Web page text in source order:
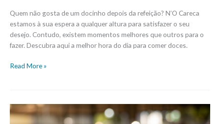
Quem não gosta de um docinho depois da refeição? N’O Careca
estamos à sua espera a qualquer altura para satisfazer o seu
desejo. Contudo, existem momentos melhores que outros para o
fazer. Descubra aqui a melhor hora do dia para comer doces.
Read More »
5
razões